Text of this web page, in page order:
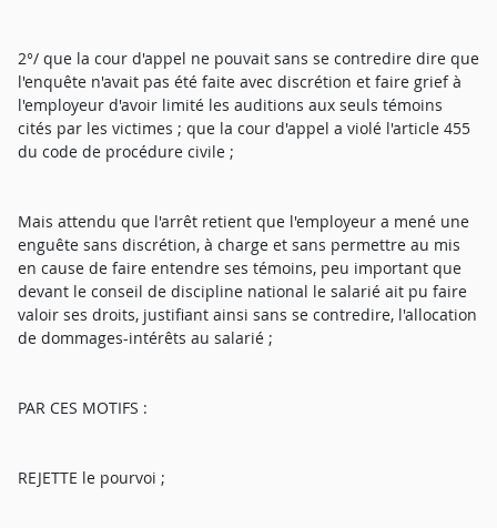
2°/ que la cour d'appel ne pouvait sans se contredire dire que
l'enquête n'avait pas été faite avec discrétion et faire grief à
l'employeur d'avoir limité les auditions aux seuls témoins
cités par les victimes ; que la cour d'appel a violé l'article 455
du code de procédure civile ;
Mais attendu que l'arrêt retient que l'employeur a mené une
enguête sans discrétion, à charge et sans permettre au mis
en cause de faire entendre ses témoins, peu important que
devant le conseil de discipline national le salarié ait pu faire
valoir ses droits, justifiant ainsi sans se contredire, l'allocation
de dommages-intérêts au salarié ;
PAR CES MOTIFS :
REJETTE le pourvoi ;